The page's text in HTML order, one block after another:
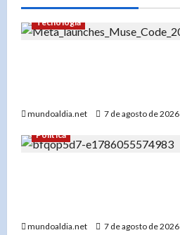
Tecnología
mundoaldia.net 7 de agosto de 2026
Política
mundoaldia.net 7 de agosto de 2026